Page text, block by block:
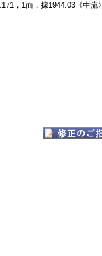
，1面，據1944.03《中流》